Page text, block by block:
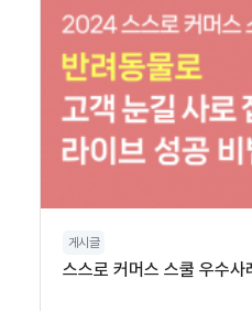
게시글
스스로 커머스 스쿨 우수